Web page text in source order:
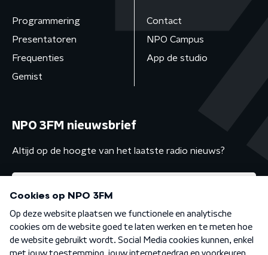
Programmering
Presentatoren
Frequenties
Gemist
Contact
NPO Campus
App de studio
NPO 3FM nieuwsbrief
Altijd op de hoogte van het laatste radio nieuws?
Algemene voorwaarden Privacybeleid